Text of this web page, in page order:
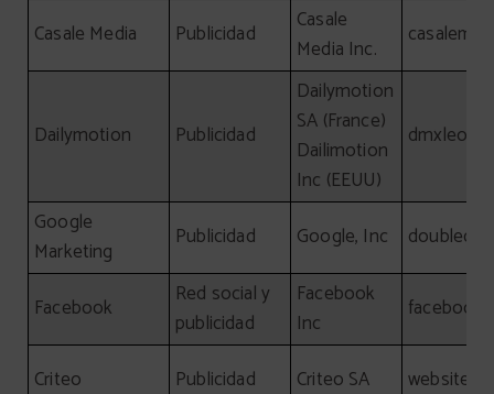
Casale Media Publicidad
Casale
Media Inc.
Dailymotion Publicidad
Dailymotion
SA (France)
Dailimotion
Inc (EEUU)
Google
Marketing
Publicidad Google, Inc
Facebook
Red social y
publicidad
Facebook
Inc
Criteo Publicidad Criteo SA website,